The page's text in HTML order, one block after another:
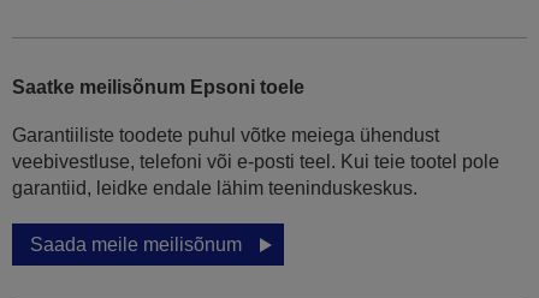
Saatke meilisõnum Epsoni toele
Garantiiliste toodete puhul võtke meiega ühendust
veebivestluse, telefoni või e-posti teel. Kui teie tootel pole
garantiid, leidke endale lähim teeninduskeskus.
Saada meile meilisõnum